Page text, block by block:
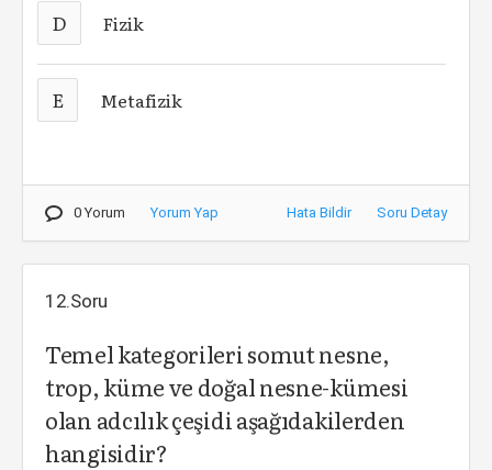
D Fizik
E Metafizik
0 Yorum Yorum Yap Hata Bildir Soru Detay
12.Soru
Temel kategorileri somut nesne,
trop, küme ve doğal nesne-kümesi
olan adcılık çeşidi aşağıdakilerden
hangisidir?